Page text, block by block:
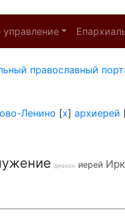
управление
православный
Ленино [x] архиерей
диакон иерей